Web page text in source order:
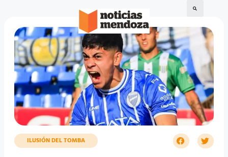
ILUSIÓN DEL TOMBA